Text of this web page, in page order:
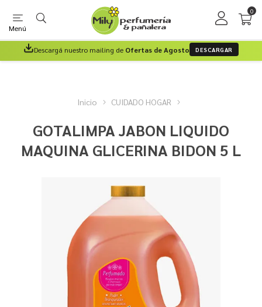
Menú
0
Descargá nuestro mailing de Ofertas de Agosto DESCARGAR
Inicio CUIDADO HOGAR
GOTALIMPA JABON LIQUIDO
MAQUINA GLICERINA BIDON 5 L